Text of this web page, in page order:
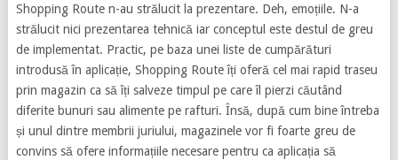
Shopping Route n-au strălucit la prezentare. Deh, emoțiile. N-a
strălucit nici prezentarea tehnică iar conceptul este destul de greu
de implementat. Practic, pe baza unei liste de cumpărături
introdusă în aplicație, Shopping Route îți oferă cel mai rapid traseu
prin magazin ca să îți salveze timpul pe care îl pierzi căutând
diferite bunuri sau alimente pe rafturi. Însă, după cum bine întreba
și unul dintre membrii juriului, magazinele vor fi foarte greu de
convins să ofere informațiile necesare pentru ca aplicația să